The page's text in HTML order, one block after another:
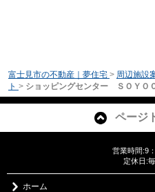
富士見市の不動産｜夢住宅 > 周辺施設
ト > ショッピングセンター ＳＯＹＯ
ページ
営業時間:9
定休日:
ホーム